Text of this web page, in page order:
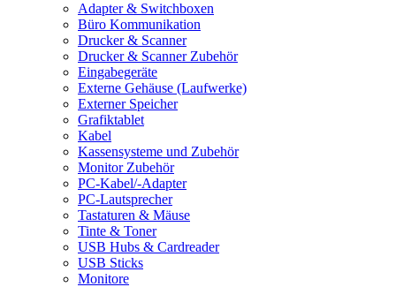
Adapter & Switchboxen
Büro Kommunikation
Drucker & Scanner
Drucker & Scanner Zubehör
Eingabegeräte
Externe Gehäuse (Laufwerke)
Externer Speicher
Grafiktablet
Kabel
Kassensysteme und Zubehör
Monitor Zubehör
PC-Kabel/-Adapter
PC-Lautsprecher
Tastaturen & Mäuse
Tinte & Toner
USB Hubs & Cardreader
USB Sticks
Monitore